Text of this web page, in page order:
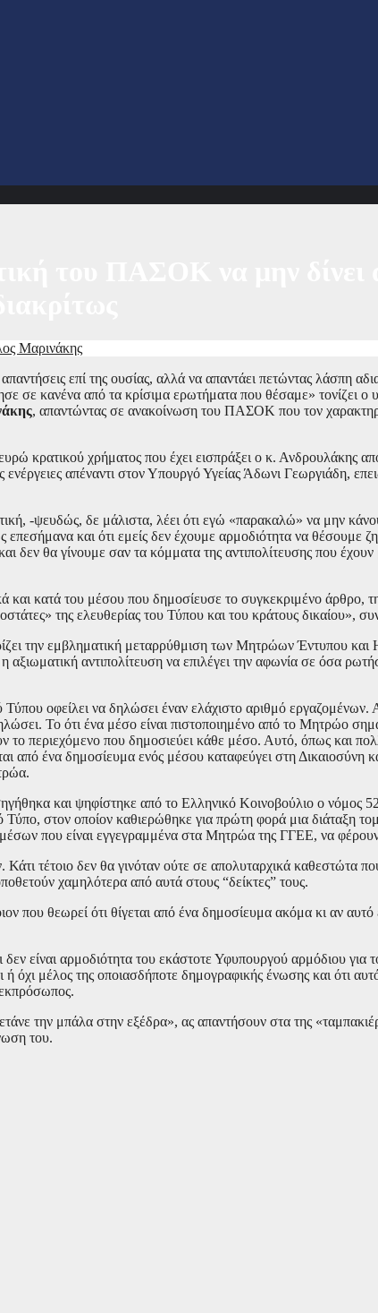
Μαρινάκης
επί της ουσίας, αλλά να απαντάει πετώντας λάσπη
σε κανένα από τα κρίσιμα ερωτήματα που θέσαμε» τονίζει ο
, απαντώντας σε ανακοίνωση του ΠΑΣΟΚ που τον
κρατικού χρήματος που έχει εισπράξει ο κ. Ανδρουλάκης
απέναντι στον Υπουργό Υγείας Άδωνι Γεωργιάδη,
-ψευδώς, δε μάλιστα, λέει ότι εγώ «παρακαλώ» να μην
και ότι εμείς δεν έχουμε αρμοδιότητα να θέσουμε
δεν θα γίνουμε σαν τα κόμματα της αντιπολίτευσης που
κατά του μέσου που δημοσίευσε το συγκεκριμένο άρθρο,
της ελευθερίας του Τύπου και του κράτους δικαίου»,
την εμβληματική μεταρρύθμιση των Μητρώων Έντυπου και
αντιπολίτευση να επιλέγει την αφωνία σε όσα
οφείλει να δηλώσει έναν ελάχιστο αριθμό εργαζομένων.
Το ότι ένα μέσο είναι πιστοποιημένο από το Μητρώο
το περιεχόμενο που δημοσιεύει κάθε μέσο. Αυτό, όπως και
από ένα δημοσίευμα ενός μέσου καταφεύγει στη Δικαιοσύνη
και ψηφίστηκε από το Ελληνικό Κοινοβούλιο ο νόμος
Τύπο, στον οποίον καθιερώθηκε για πρώτη φορά μια διάταξη
που είναι εγγεγραμμένα στα Μητρώα της ΓΓΕΕ, να
τέτοιο δεν θα γινόταν ούτε σε απολυταρχικά καθεστώτα
χαμηλότερα από αυτά στους “δείκτες” τους.
που θεωρεί ότι θίγεται από ένα δημοσίευμα ακόμα κι αν αυτό
είναι αρμοδιότητα του εκάστοτε Υφυπουργού αρμόδιου για
όχι μέλος της οποιασδήποτε δημογραφικής ένωσης και ότι
την μπάλα στην εξέδρα», ας απαντήσουν στα της
του.